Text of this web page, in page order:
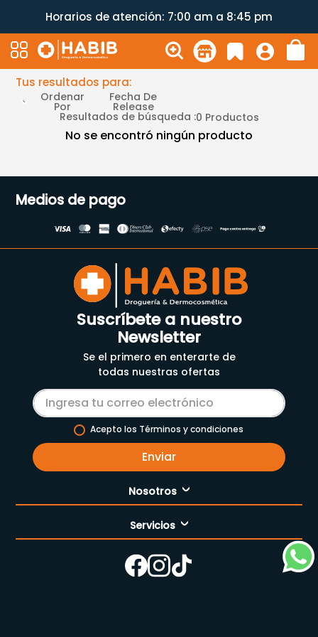
Horarios de atención: 7:00 am a 8:45 pm
Tus resultados para:
Ordenar
Por
Fecha De
Release
Resultados de búsqueda :0 Productos
No se encontró ningún producto
Medios de pago
Suscríbete a nuestro
Newsletter
Se el primero en enterarte de
todas nuestras ofertas
Acepto los Términos y condiciones
Enviar
Nosotros
Nuestra empresa
Cómo comprar
Nuestras tiendas
Servicios
Enfermería